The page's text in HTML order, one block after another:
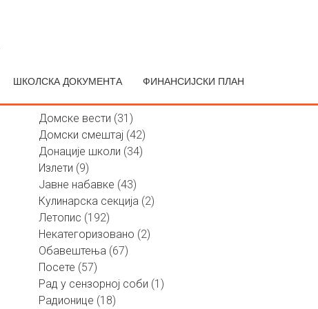
ШКОЛСКА ДОКУМЕНТА ФИНАНСИЈСКИ ПЛАН
Актуелности по категорији
Домске вести (31)
Домски смештај (42)
Донације школи (34)
Излети (9)
Јавне набавке (43)
Кулинарска секција (2)
Летопис (192)
Некатегоризовано (2)
Обавештења (67)
Посете (57)
Рад у сензорној соби (1)
Радионице (18)